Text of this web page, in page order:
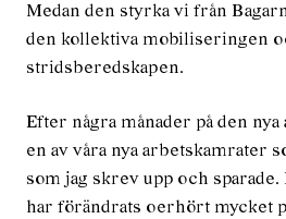
Medan den styrka vi från
den kollektiva mobiliseringen
stridsberedskapen.
Efter några månader på den
en av våra nya arbetskamrater
som jag skrev upp och sparade.
har förändrats oerhört mycket